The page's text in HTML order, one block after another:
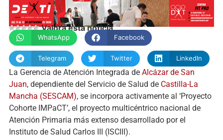
Valora esta noticia
WhatsApp Facebook
Telegram Twitter LinkedIn
La Gerencia de Atención Integrada de Alcázar de San
Juan, dependiente del Servicio de Salud de Castilla-La
Mancha (SESCAM), se incorpora activamente al ‘Proyecto
Cohorte IMPaCT’, el proyecto multicéntrico nacional de
Atención Primaria más extenso desarrollado por el
Instituto de Salud Carlos III (ISCIII).